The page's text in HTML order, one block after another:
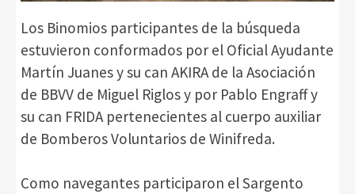
Los Binomios participantes de la búsqueda
estuvieron conformados por el Oficial Ayudante
Martín Juanes y su can AKIRA de la Asociación
de BBVV de Miguel Riglos y por Pablo Engraff y
su can FRIDA pertenecientes al cuerpo auxiliar
de Bomberos Voluntarios de Winifreda.
Como navegantes participaron el Sargento